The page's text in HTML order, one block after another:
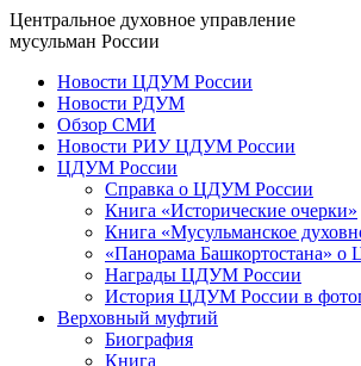
Центральное духовное управление
мусульман России
Новости ЦДУМ России
Новости РДУМ
Обзор СМИ
Новости РИУ ЦДУМ России
ЦДУМ России
Справка о ЦДУМ России
Книга «Исторические очерки»
Книга «Мусульманское
«Панорама Башкортостана»
Награды ЦДУМ России
История ЦДУМ России в
Верховный муфтий
Биография
Книга